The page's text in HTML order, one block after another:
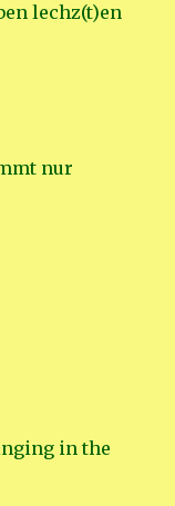
lechz(t)en
nur
in the